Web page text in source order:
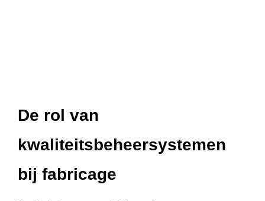
De rol van
kwaliteitsbeheersystemen
bij fabricage